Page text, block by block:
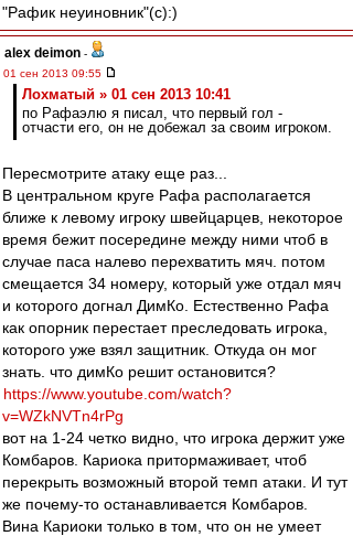
"Рафик неуиновник"(с):)
alex deimon -
01 сен 2013 09:55
Лохматый » 01 сен 2013 10:41
по Рафаэлю я писал, что первый гол -
отчасти его, он не добежал за своим игроком.
Пересмотрите атаку еще раз...
В центральном круге Рафа располагается
ближе к левому игроку швейцарцев, некоторое
время бежит посередине между ними чтоб в
случае паса налево перехватить мяч. потом
смещается 34 номеру, который уже отдал мяч
и которого догнал ДимКо. Естественно Рафа
как опорник перестает преследовать игрока,
которого уже взял защитник. Откуда он мог
знать. что димКо решит остановится?
https://www.youtube.com/watch?
v=WZkNVTn4rPg
вот на 1-24 четко видно, что игрока держит уже
Комбаров. Кариока притормаживает, чтоб
перекрыть возможный второй темп атаки. И тут
же почему-то останавливается Комбаров.
Вина Кариоки только в том, что он не умеет